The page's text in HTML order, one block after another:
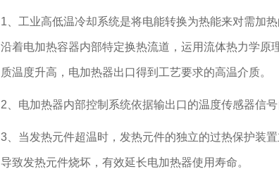
1、工业高低温冷却系统是将电能转换为热能来对需加
沿着电加热容器内部特定换热流道，运用流体热力学
质温度升高，电加热器出口得到工艺要求的高温介质。
2、电加热器内部控制系统依据输出口的温度传感器信
3、当发热元件超温时，发热元件的独立的过热保护装
导致发热元件烧坏，有效延长电加热器使用寿命。